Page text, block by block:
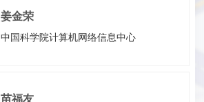
姜金荣
中国科学院计算机网络信息中心
苗福友